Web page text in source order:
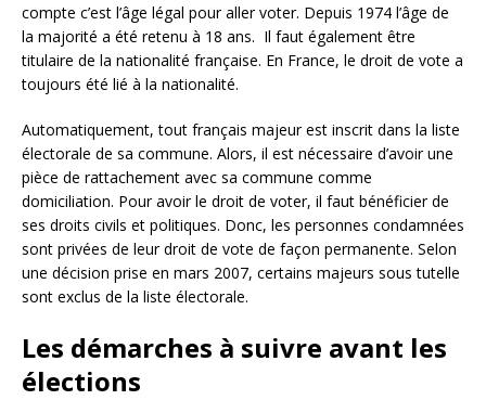
compte c’est l’âge légal pour aller voter. Depuis 1974 l’âge de
la majorité a été retenu à 18 ans. Il faut également être
titulaire de la nationalité française. En France, le droit de vote a
toujours été lié à la nationalité.
Automatiquement, tout français majeur est inscrit dans la liste
électorale de sa commune. Alors, il est nécessaire d’avoir une
pièce de rattachement avec sa commune comme
domiciliation. Pour avoir le droit de voter, il faut bénéficier de
ses droits civils et politiques. Donc, les personnes condamnées
sont privées de leur droit de vote de façon permanente. Selon
une décision prise en mars 2007, certains majeurs sous tutelle
sont exclus de la liste électorale.
Les démarches à suivre avant les
élections